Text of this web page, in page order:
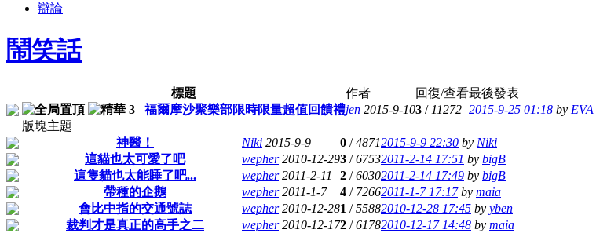
辯論
鬧笑話
標題 作者 回復/查看最後發表
福爾摩沙聚樂部限時限量超值回饋禮jen 2015-9-103 / 11272 2015-9-25 01:18 by EVA
版塊主題
神醫！
Niki 2015-9-9 0 /48712015-9-9 22:30 by Niki
這貓也太可愛了吧
wepher 2010-12-293 /67532011-2-14 17:51 by bigB
這隻貓也太能睡了吧...
wepher 2011-2-11 2 /60302011-2-14 17:49 by bigB
帶種的企鵝
wepher 2011-1-7 4 / 72662011-1-7 17:17 by maia
會比中指的交通號誌
wepher 2010-12-281 /55882010-12-28 17:45 by yben
裁判才是真正的高手之二
wepher 2010-12-172 /61782010-12-17 14:48 by maia